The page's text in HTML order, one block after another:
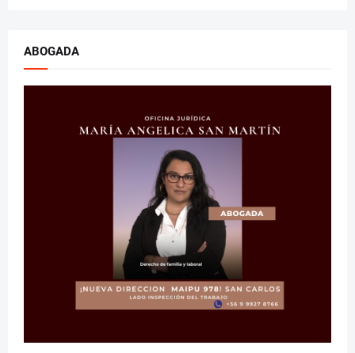
ABOGADA